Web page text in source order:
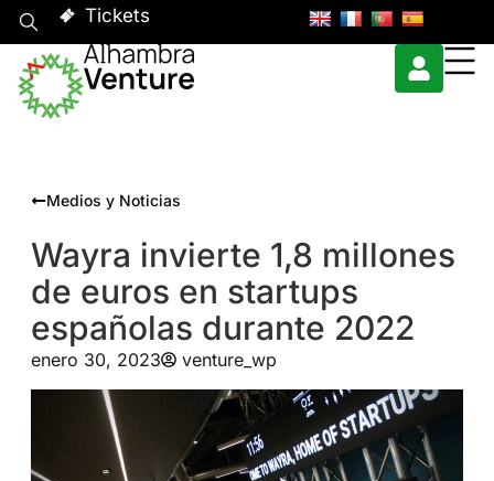
Tickets
Medios y Noticias
Wayra invierte 1,8 millones
de euros en startups
españolas durante 2022
enero 30, 2023 venture_wp